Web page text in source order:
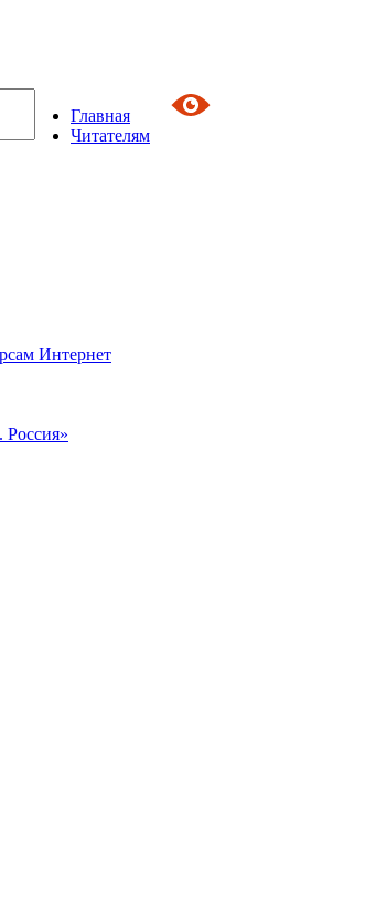
Главная
Читателям
Интернет
Россия»